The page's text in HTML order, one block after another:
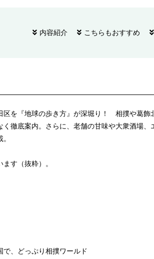
内容紹介 こちらもおすすめ
区を『地球の歩き方』が深堀り！ 相撲や葛
徹底案内。さらに、老舗の甘味や大衆酒場
す（抜粋）。
、どっぷり相撲ワールド